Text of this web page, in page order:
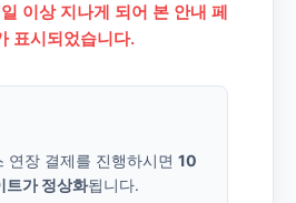
이상 지나게 되어 본 안내 페
표시되었습니다.
연장 결제를 진행하시면 10
트가 정상화됩니다.